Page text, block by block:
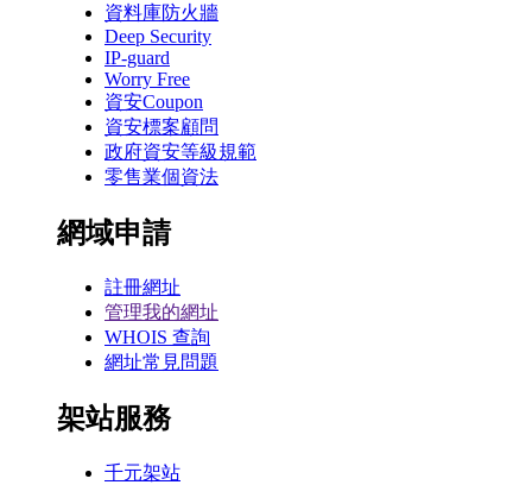
資料庫防火牆
Deep Security
IP-guard
Worry Free
資安Coupon
資安標案顧問
政府資安等級規範
零售業個資法
網域申請
註冊網址
管理我的網址
WHOIS 查詢
網址常見問題
架站服務
千元架站